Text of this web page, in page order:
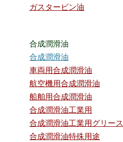
ガスタービン油
合成潤滑油
合成潤滑油
車両用合成潤滑油
航空機用合成潤滑油
船舶用合成潤滑油
合成潤滑油工業用
合成潤滑油工業用グリース
合成潤滑油特殊用途